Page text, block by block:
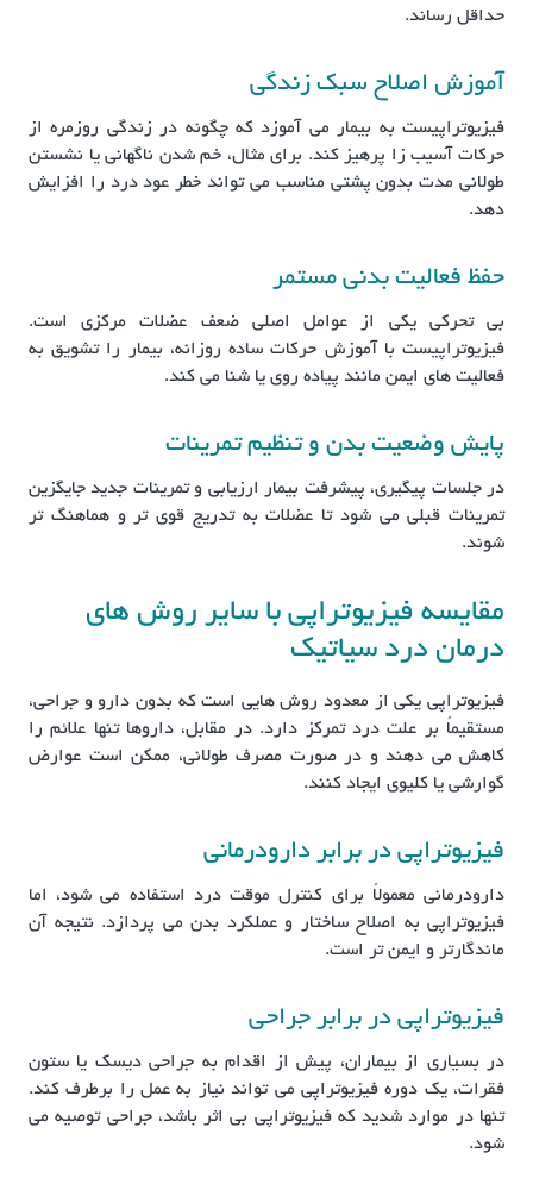
حداقل رساند.
آموزش اصلاح سبک زندگی
فیزیوتراپیست به بیمار می آموزد که چگونه در زندگی روزمره از
حرکات آسیب زا پرهیز کند. برای مثال، خم شدن ناگهانی یا نشستن
طولانی مدت بدون پشتی مناسب می تواند خطر عود درد را افزایش
دهد.
حفظ فعالیت بدنی مستمر
بی تحرکی یکی از عوامل اصلی ضعف عضلات مرکزی است.
فیزیوتراپیست با آموزش حرکات ساده روزانه، بیمار را تشویق به
فعالیت های ایمن مانند پیاده روی یا شنا می کند.
پایش وضعیت بدن و تنظیم تمرینات
در جلسات پیگیری، پیشرفت بیمار ارزیابی و تمرینات جدید جایگزین
تمرینات قبلی می شود تا عضلات به تدریج قوی تر و هماهنگ تر
شوند.
مقایسه فیزیوتراپی با سایر روش های
درمان درد سیاتیک
فیزیوتراپی یکی از معدود روش هایی است که بدون دارو و جراحی،
مستقیماً بر علت درد تمرکز دارد. در مقابل، داروها تنها علائم را
کاهش می دهند و در صورت مصرف طولانی، ممکن است عوارض
گوارشی یا کلیوی ایجاد کنند.
فیزیوتراپی در برابر دارودرمانی
دارودرمانی معمولاً برای کنترل موقت درد استفاده می شود، اما
فیزیوتراپی به اصلاح ساختار و عملکرد بدن می پردازد. نتیجه آن
ماندگارتر و ایمن تر است.
فیزیوتراپی در برابر جراحی
در بسیاری از بیماران، پیش از اقدام به جراحی دیسک یا ستون
فقرات، یک دوره فیزیوتراپی می تواند نیاز به عمل را برطرف کند.
تنها در موارد شدید که فیزیوتراپی بی اثر باشد، جراحی توصیه می
شود.